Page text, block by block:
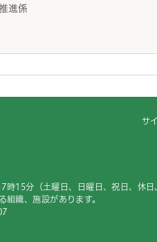
進係
サ
時15分（土曜日、日曜日、祝日、休日
織、施設があります。